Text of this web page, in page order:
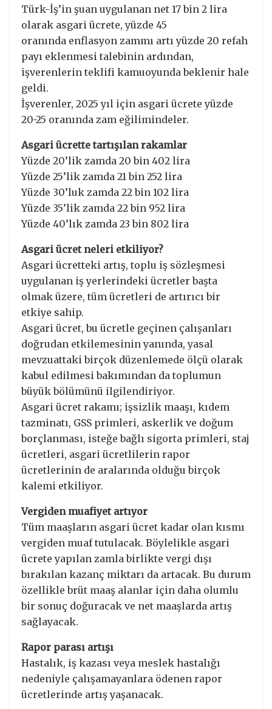
Türk-İş’in şuan uygulanan net 17 bin 2 lira
olarak asgari ücrete, yüzde 45
oranında enflasyon zammı artı yüzde 20 refah
payı eklenmesi talebinin ardından,
işverenlerin teklifi kamuoyunda beklenir hale
geldi.
İşverenler, 2025 yıl için asgari ücrete yüzde
20-25 oranında zam eğilimindeler.
Asgari ücrette tartışılan rakamlar
Yüzde 20’lik zamda 20 bin 402 lira
Yüzde 25’lik zamda 21 bin 252 lira
Yüzde 30’luk zamda 22 bin 102 lira
Yüzde 35’lik zamda 22 bin 952 lira
Yüzde 40’lık zamda 23 bin 802 lira
Asgari ücret neleri etkiliyor?
Asgari ücretteki artış, toplu iş sözleşmesi
uygulanan iş yerlerindeki ücretler başta
olmak üzere, tüm ücretleri de artırıcı bir
etkiye sahip.
Asgari ücret, bu ücretle geçinen çalışanları
doğrudan etkilemesinin yanında, yasal
mevzuattaki birçok düzenlemede ölçü olarak
kabul edilmesi bakımından da toplumun
büyük bölümünü ilgilendiriyor.
Asgari ücret rakamı; işsizlik maaşı, kıdem
tazminatı, GSS primleri, askerlik ve doğum
borçlanması, isteğe bağlı sigorta primleri, staj
ücretleri, asgari ücretlilerin rapor
ücretlerinin de aralarında olduğu birçok
kalemi etkiliyor.
Vergiden muafiyet artıyor
Tüm maaşların asgari ücret kadar olan kısmı
vergiden muaf tutulacak. Böylelikle asgari
ücrete yapılan zamla birlikte vergi dışı
bırakılan kazanç miktarı da artacak. Bu durum
özellikle brüt maaş alanlar için daha olumlu
bir sonuç doğuracak ve net maaşlarda artış
sağlayacak.
Rapor parası artışı
Hastalık, iş kazası veya meslek hastalığı
nedeniyle çalışamayanlara ödenen rapor
ücretlerinde artış yaşanacak.